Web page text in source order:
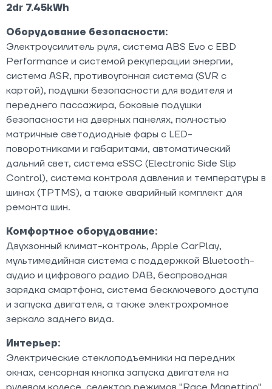
2dr 7.45kWh
Оборудование безопасности:
Электроусилитель руля, система ABS Evo с EBD
Performance и системой рекуперации энергии,
система ASR, противоугонная система (SVR с
картой), подушки безопасности для водителя и
переднего пассажира, боковые подушки
безопасности на дверных панелях, полностью
матричные светодиодные фары с LED-
поворотниками и габаритами, автоматический
дальний свет, система eSSC (Electronic Side Slip
Control), система контроля давления и температуры в
шинах (TPTMS), а также аварийный комплект для
ремонта шин.
Комфортное оборудование:
Двухзонный климат-контроль, Apple CarPlay,
мультимедийная система с поддержкой Bluetooth-
аудио и цифрового радио DAB, беспроводная
зарядка смартфона, система бесключевого доступа
и запуска двигателя, а также электрохромное
зеркало заднего вида.
Интерьер:
Электрические стеклоподъемники на передних
окнах, сенсорная кнопка запуска двигателя на